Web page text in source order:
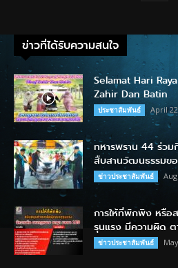
ข่าวที่ได้รับความสนใจ
Selamat Hari
Zahir Dan Batin
ประชาสัมพันธ์ April
ทหารพราน 44 ร่ว
สืบสานวัฒนธรรมข
ข่าวประชาสัมพันธ์
การให้ที่พักพิง หรือ
รุนแรง มีความผิด
ข่าวประชาสัมพันธ์